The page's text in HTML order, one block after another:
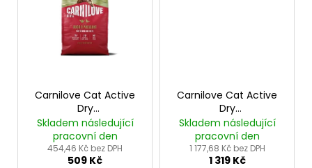
Carnilove Cat Active
Dry
Duck&Pheas.Steril.Ad.AB
2kg
Skladem následující
pracovní den
454,46 Kč bez DPH
509 Kč
Carnilove Cat Active
Dry
Duck&Pheas.Steril.Ad.AB
6kg
Skladem následující
pracovní den
1 177,68 Kč bez DPH
1 319 Kč